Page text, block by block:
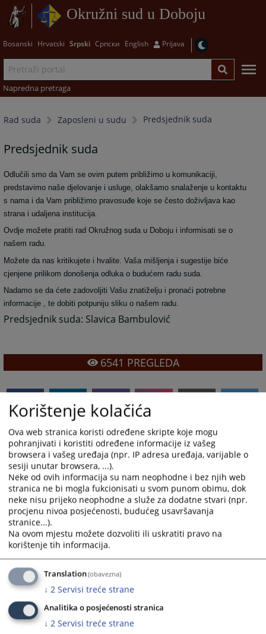
Okružni sud u Doboju
Bosanski Hrvatski Srpski Српски English Prijava
Napredna pretraga
Rad suda Zaposleni u sudu Predsjednik suda
Predsjednik suda
Odlučili smo da Vam se ovim putem približimo u komunikaciji,
predstavimo naše djelovanje i usluge, olakšamo snalaženje u kontaktu
s nama i da Vam približimo pravosuđe koje se često doživljava kao
strana i udaljena institucija.
Ovdje možete pratiti rad Okružnog suda u Doboju i informisati se o
našem radu.
Možete da nas kritikujete i hvalite. Vaša mišljenja i sugestije biće
cjenjene prilikom donošenja odluka o budućem radu suda.
Nadamo se da ćete zadovoljiti Vašu znatiželju i pronaći potrebne
informacije , te dobiti potpuniju sliku o našem radu.
Predsjednik suda: Slavica Bambulović
6541 PREGLEDA
Korištenje kolačića
Ova web stranica koristi određene skripte koje mogu
pohranjivati i koristiti određene informacije iz vašeg
browsera i vašeg uređaja (npr. IP adresa uređaja, varijable o
sesiji unutar browsera, ...).
Neke od ovih informacija su nam neophodne i bez njih web
stranica ne bi mogla fukcionisati u svom punom obimu, dok
neke nisu prijeko neophodne a služe za dodatne stvari (npr.
procjenu nivoa posjećenosti, budućeg usavršavanja
stranice...).
Na ovom mjestu možete dozvoliti ili uskratiti pravo na
korištenje tih informacija.
Translation(obavezna)
↓ 2 Servisi treće strane
Analitika o posjećenosti stranica
↓ 2 Servisi treće strane